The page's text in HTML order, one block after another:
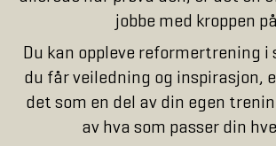
jobbe med kroppen
Du kan oppleve reformertrening i
du får veiledning og inspirasjon,
det som en del av din egen
av hva som passer din